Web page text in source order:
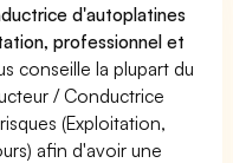
d'autoplatines
professionnel et
conseille la plupart du
/ Conductrice
(Exploitation,
afin d'avoir une